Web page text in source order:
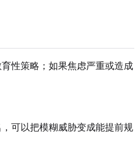
性策略；如果焦虑严重或造成
可以把模糊威胁变成能提前规